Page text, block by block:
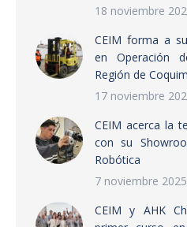
18 noviembre
CEIM forma a
en Operación
Región de
17 noviembre
CEIM acerca la
con su
Robótica
7 noviembre 2025
CEIM y AHK